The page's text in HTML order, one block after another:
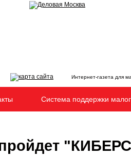
Интернет-газета для
Система поддержки